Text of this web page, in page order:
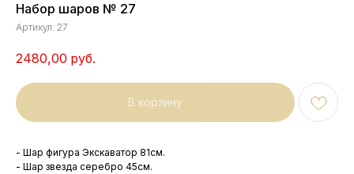
Набор шаров № 27
Артикул: 27
2480,00 руб.
В корзину
- Шар фигура Экскаватор 81см.
- Шар звезда серебро 45см.